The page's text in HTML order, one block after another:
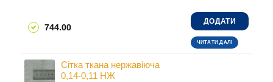
744.00
ДОДАТИ
ЧИТАТИ ДАЛІ
Сітка ткана нержавіюча
0,14-0,11 НЖ